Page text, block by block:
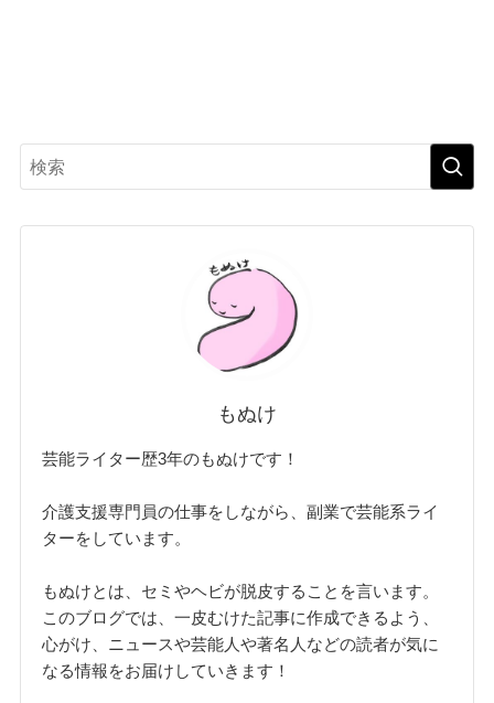
もぬけ
芸能ライター歴3年のもぬけです！
介護支援専門員の仕事をしながら、副業で芸能系ライ
ターをしています。
もぬけとは、セミやヘビが脱皮することを言います。
このブログでは、一皮むけた記事に作成できるよう、
心がけ、ニュースや芸能人や著名人などの読者が気に
なる情報をお届けしていきます！